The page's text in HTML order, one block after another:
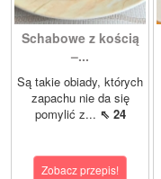
Schabowe z kością
–...
Są takie obiady, których
zapachu nie da się
pomylić z... ⇖ 24
Zobacz przepis!